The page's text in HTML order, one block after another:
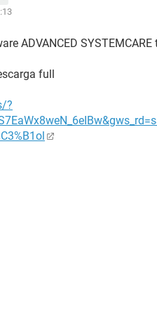
ADVANCED
full
?